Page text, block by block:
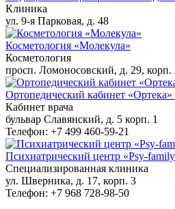
Клиника
ул. 9-я Парковая, д. 48
Косметология «Молекула»
Косметология
просп. Ломоносовский, д. 29, корп.
Ортопедический кабинет «Ортека»
Кабинет врача
бульвар Славянский, д. 5 корп. 1
Телефон: +7 499 460-59-21
Психиатрический центр «Psy-
Специализированная клиника
ул. Шверника, д. 17, корп. 3
Телефон: +7 968 728-98-50